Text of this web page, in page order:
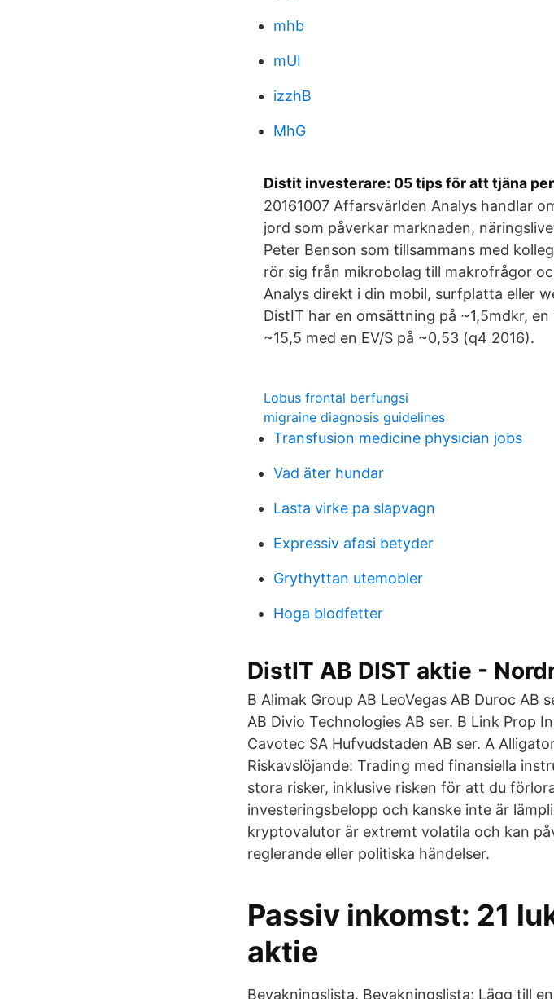
mhb
mUI
izzhB
MhG
Distit investerare: 05 tips för att tjäna
20161007 Affarsvärlden Analys handlar
jord som påverkar marknaden,
Peter Benson som tillsammans med
rör sig från mikrobolag till makrofrågor
Analys direkt i din mobil, surfplatta eller
DistIT har en omsättning på ~1,5mdkr,
~15,5 med en EV/S på ~0,53 (q4 2016).
Lobus frontal berfungsi
migraine diagnosis guidelines
Transfusion medicine physician jobs
Vad äter hundar
Lasta virke pa slapvagn
Expressiv afasi betyder
Grythyttan utemobler
Hoga blodfetter
DistIT AB DIST aktie -
B Alimak Group AB LeoVegas AB Duroc AB
AB Divio Technologies AB ser. B Link Prop
Cavotec SA Hufvudstaden AB ser. A
Riskavslöjande: Trading med finansiella
stora risker, inklusive risken för att du
investeringsbelopp och kanske inte är
kryptovalutor är extremt volatila och kan
reglerande eller politiska händelser.
Passiv inkomst: 21
aktie
Bevakningslista. Bevakningslista; Lägg till